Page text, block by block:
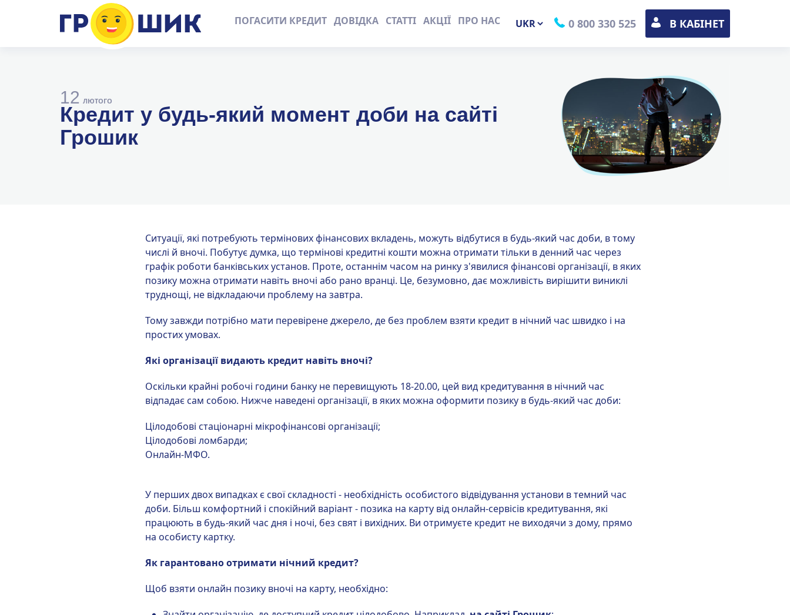
ПОГАСИТИ КРЕДИТ ДОВІДКА СТАТТІ АКЦІЇ ПРО НАС В КАБІНЕТ
0 800 330 525
Перемикач
12 ЛЮТОГО
Кредит у будь-який момент доби на сайті
Грошик
Ситуації, які потребують термінових фінансових вкладень, можуть відбутися в будь-який час доби, в тому
числі й вночі. Побутує думка, що термінові кредитні кошти можна отримати тільки в денний час через
графік роботи банківських установ. Проте, останнім часом на ринку з'явилися фінансові організації, в яких
позику можна отримати навіть вночі або рано вранці. Це, безумовно, дає можливість вирішити виниклі
труднощі, не відкладаючи проблему на завтра.
Тому завжди потрібно мати перевірене джерело, де без проблем взяти кредит в нічний час швидко і на
простих умовах.
Які організації видають кредит навіть вночі?
Оскільки крайні робочі години банку не перевищують 18-20.00, цей вид кредитування в нічний час
відпадає сам собою. Нижче наведені організації, в яких можна оформити позику в будь-який час доби:
Цілодобові стаціонарні мікрофінансові організації;
Цілодобові ломбарди;
Онлайн-МФО.
У перших двох випадках є свої складності - необхідність особистого відвідування установи в темний час
доби. Більш комфортний і спокійний варіант - позика на карту від онлайн-сервісів кредитування, які
працюють в будь-який час дня і ночі, без свят і вихідних. Ви отримуєте кредит не виходячи з дому, прямо
на особисту картку.
Як гарантовано отримати нічний кредит?
Щоб взяти онлайн позику вночі на карту, необхідно: